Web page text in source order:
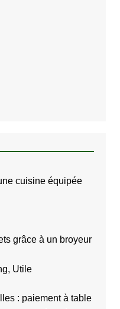
cuisine équipée
grâce à un broyeur
Utile
: paiement à table